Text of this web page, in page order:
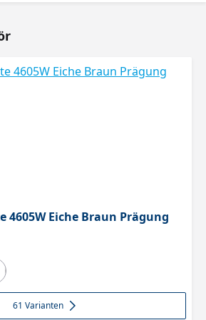
4605W Eiche Braun Prägung
61 Varianten